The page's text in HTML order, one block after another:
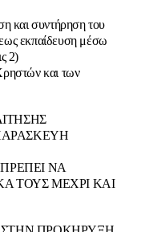
και συντήρηση του
εκπαίδευση μέσω
2)
και των
ΝΑ
ΤΟΥΣ ΜΕΧΡΙ ΚΑΙ